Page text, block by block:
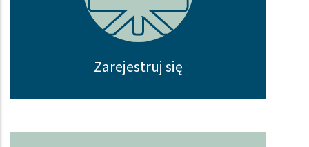
Zarejestruj się